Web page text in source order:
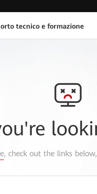
tecnico e formazione
, check out the links